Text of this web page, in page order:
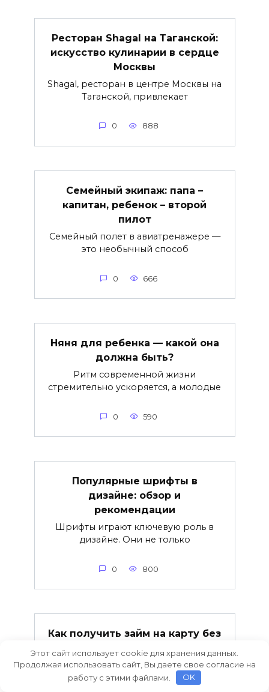
Ресторан Shagal на Таганской:
искусство кулинарии в сердце
Москвы
Shagal, ресторан в центре Москвы на
Таганской, привлекает
0 888
Семейный экипаж: папа –
капитан, ребенок – второй
пилот
Семейный полет в авиатренажере —
это необычный способ
0 666
Няня для ребенка — какой она
должна быть?
Ритм современной жизни
стремительно ускоряется, а молодые
0 590
Популярные шрифты в
дизайне: обзор и
рекомендации
Шрифты играют ключевую роль в
дизайне. Они не только
0 800
Как получить займ на карту без
платных подписок?
В современном мире финансов
множество возможностей
Этот сайт использует cookie для хранения данных.
Продолжая использовать сайт, Вы даете свое согласие на
работу с этими файлами.
OK